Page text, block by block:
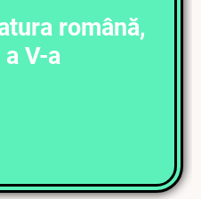
română,
V-a